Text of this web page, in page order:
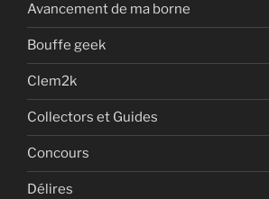
Avancement de ma borne
Bouffe geek
Clem2k
Collectors et Guides
Concours
Délires